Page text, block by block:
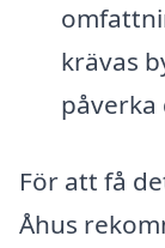
krävas
påverka
För att få
Åhus